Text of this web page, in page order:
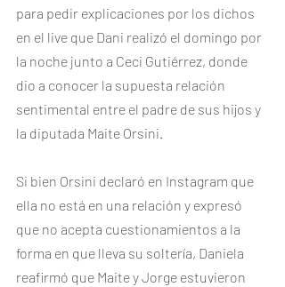
para pedir explicaciones por los dichos
en el live que Dani realizó el domingo por
la noche junto a Ceci Gutiérrez, donde
dio a conocer la supuesta relación
sentimental entre el padre de sus hijos y
la diputada Maite Orsini.
Si bien Orsini declaró en Instagram que
ella no está en una relación y expresó
que no acepta cuestionamientos a la
forma en que lleva su soltería, Daniela
reafirmó que Maite y Jorge estuvieron